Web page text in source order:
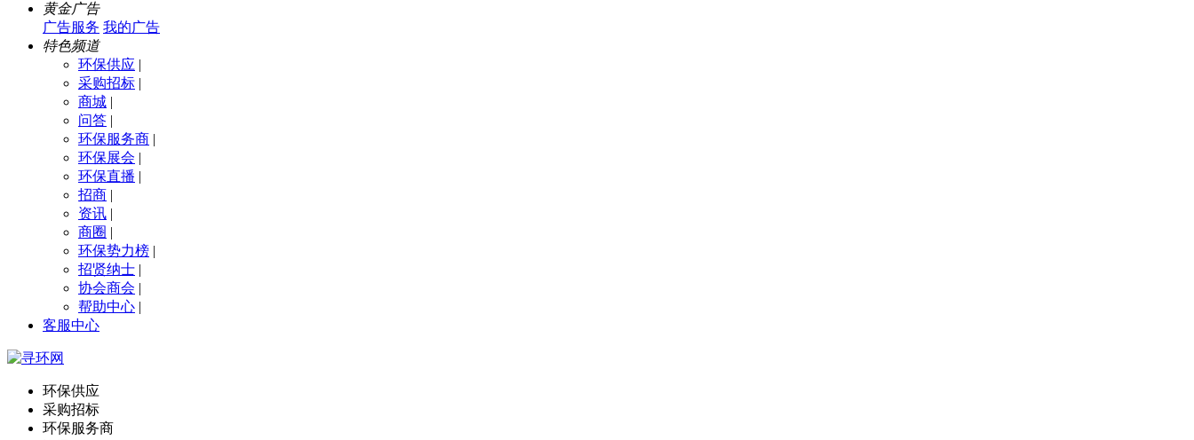
黄金广告
广告服务 我的广告
特色频道
环保供应 |
采购招标 |
商城 |
问答 |
环保服务商 |
环保展会 |
环保直播 |
招商 |
资讯 |
商圈 |
环保势力榜 |
招贤纳士 |
协会商会 |
帮助中心 |
客服中心
环保供应
采购招标
环保服务商